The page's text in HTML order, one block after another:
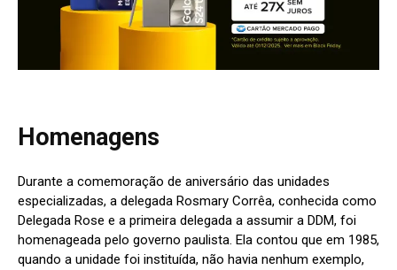
Homenagens
Durante a comemoração de aniversário das unidades
especializadas, a delegada Rosmary Corrêa, conhecida como
Delegada Rose e a primeira delegada a assumir a DDM, foi
homenageada pelo governo paulista. Ela contou que em 1985,
quando a unidade foi instituída, não havia nenhum exemplo,